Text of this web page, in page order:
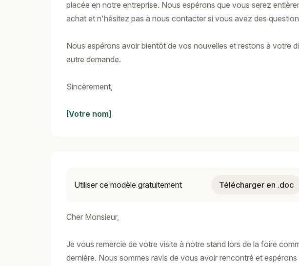
placée en notre entreprise. Nous espérons que vous serez
achat et n'hésitez pas à nous contacter si vous avez des
Nous espérons avoir bientôt de vos nouvelles et restons à votre
autre demande.
Sincèrement,
[Votre nom]
Utiliser ce modèle gratuitement Télécharger en .doc
Cher Monsieur,
Je vous remercie de votre visite à notre stand lors de la foire
dernière. Nous sommes ravis de vous avoir rencontré et